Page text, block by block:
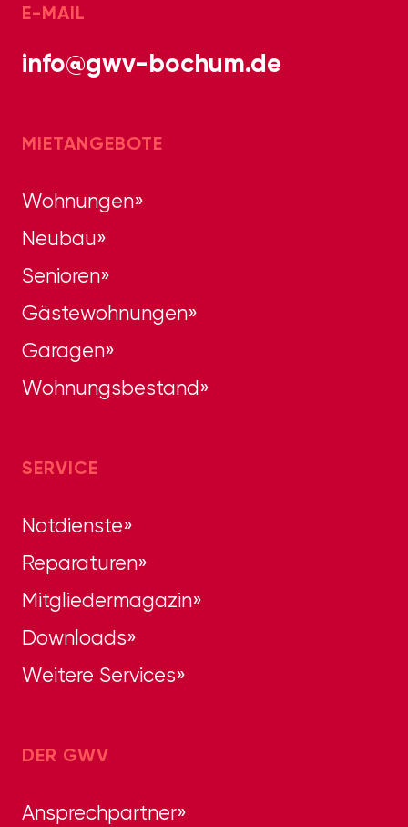
E-MAIL
info@gwv-bochum.de
MIETANGEBOTE
Wohnungen
Neubau
Senioren
Gästewohnungen
Garagen
Wohnungsbestand
SERVICE
Notdienste
Reparaturen
Mitgliedermagazin
Downloads
Weitere Services
DER GWV
Ansprechpartner